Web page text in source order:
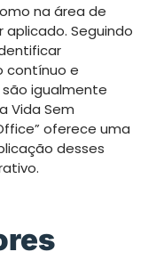
na área de
Seguindo
contínuo e
igualmente
Vida Sem
oferece uma
desses